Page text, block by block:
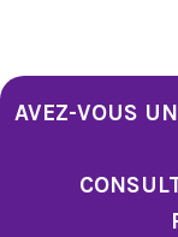
AVEZ-VOUS